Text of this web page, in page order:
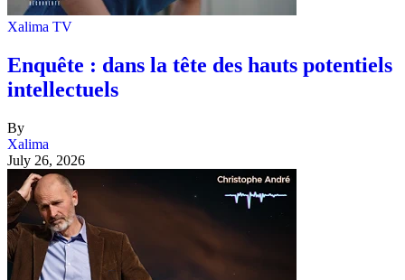
Xalima TV
Enquête : dans la tête des hauts potentiels
intellectuels
By
Xalima
July 26, 2026